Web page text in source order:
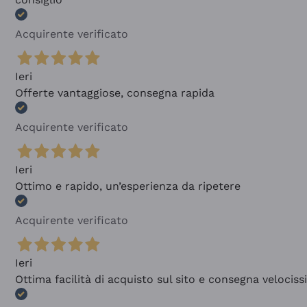
Acquirente verificato
Ieri
Offerte vantaggiose, consegna rapida
Acquirente verificato
Ieri
Ottimo e rapido, un’esperienza da ripetere
Acquirente verificato
Ieri
Ottima facilità di acquisto sul sito e consegna